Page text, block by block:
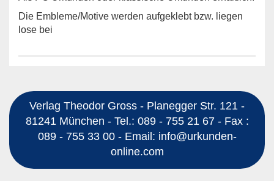
Die Embleme/Motive werden aufgeklebt bzw. liegen
lose bei
Verlag Theodor Gross - Planegger Str. 121 -
81241 München - Tel.: 089 - 755 21 67 - Fax :
089 - 755 33 00 - Email: info@urkunden-
online.com